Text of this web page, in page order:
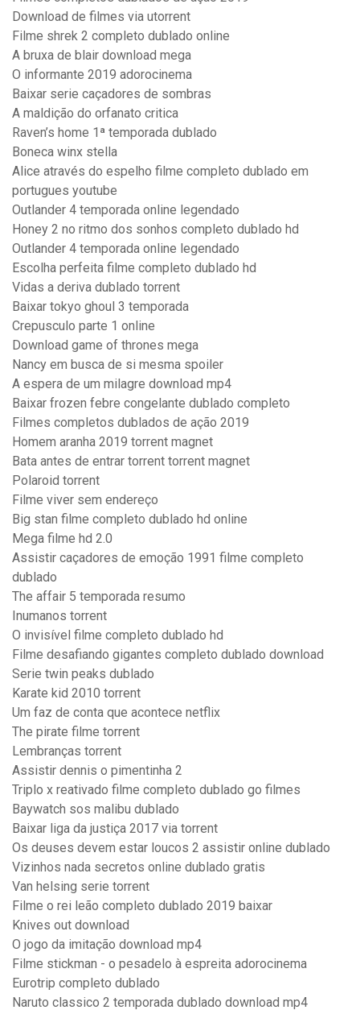
Download de filmes via utorrent
Filme shrek 2 completo dublado online
A bruxa de blair download mega
O informante 2019 adorocinema
Baixar serie caçadores de sombras
A maldição do orfanato critica
Raven’s home 1ª temporada dublado
Boneca winx stella
Alice através do espelho filme completo dublado em
portugues youtube
Outlander 4 temporada online legendado
Honey 2 no ritmo dos sonhos completo dublado hd
Outlander 4 temporada online legendado
Escolha perfeita filme completo dublado hd
Vidas a deriva dublado torrent
Baixar tokyo ghoul 3 temporada
Crepusculo parte 1 online
Download game of thrones mega
Nancy em busca de si mesma spoiler
A espera de um milagre download mp4
Baixar frozen febre congelante dublado completo
Filmes completos dublados de ação 2019
Homem aranha 2019 torrent magnet
Bata antes de entrar torrent torrent magnet
Polaroid torrent
Filme viver sem endereço
Big stan filme completo dublado hd online
Mega filme hd 2.0
Assistir caçadores de emoção 1991 filme completo
dublado
The affair 5 temporada resumo
Inumanos torrent
O invisível filme completo dublado hd
Filme desafiando gigantes completo dublado download
Serie twin peaks dublado
Karate kid 2010 torrent
Um faz de conta que acontece netflix
The pirate filme torrent
Lembranças torrent
Assistir dennis o pimentinha 2
Triplo x reativado filme completo dublado go filmes
Baywatch sos malibu dublado
Baixar liga da justiça 2017 via torrent
Os deuses devem estar loucos 2 assistir online dublado
Vizinhos nada secretos online dublado gratis
Van helsing serie torrent
Filme o rei leão completo dublado 2019 baixar
Knives out download
O jogo da imitação download mp4
Filme stickman - o pesadelo à espreita adorocinema
Eurotrip completo dublado
Naruto classico 2 temporada dublado download mp4